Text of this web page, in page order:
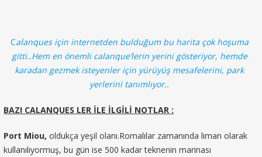
Calanques için internetden bulduğum bu harita çok hoşuma
gitti..Hem en önemli calanque’lerin yerini gösteriyor, hemde
karadan gezmek isteyenler için yürüyüş mesafelerini, park
yerlerini tanımlıyor..
BAZI CALANQUES LER İLE İLGİLİ NOTLAR :
Port Miou, oldukça yeşil olanı.Romalılar zamanında liman olarak
kullanılıyormuş, bu gün ise 500 kadar teknenin marinası